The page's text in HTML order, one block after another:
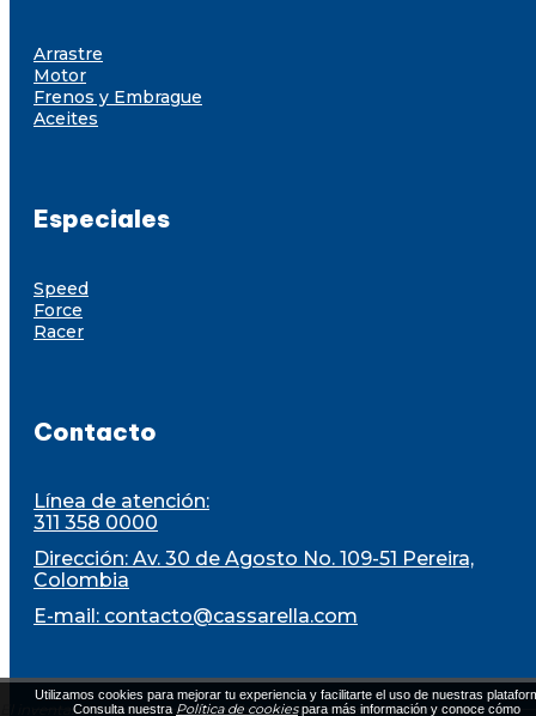
El inventario está sujeto a disponibilidad al momento de la compra
Arrastre
Motor
Frenos y Embrague
Aceites
Especiales
Speed
Force
Racer
Contacto
Línea de atención:
311 358 0000
Dirección: Av. 30 de Agosto No. 109-51 Pereira,
Colombia
E-mail: contacto@cassarella.com
Utilizamos cookies para mejorar tu experiencia y facilitarte el uso de nuestras
Consulta nuestra Política de cookiespara más información y conoce cómo